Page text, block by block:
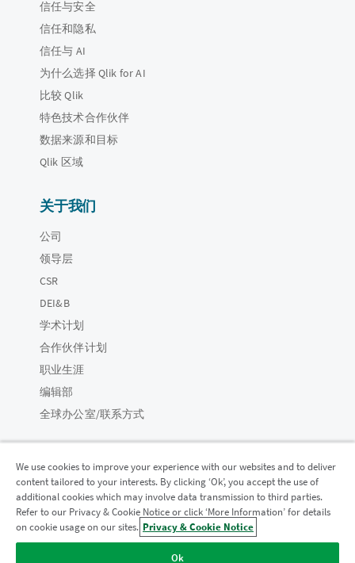
信任与安全
信任和隐私
信任与 AI
为什么选择 Qlik for AI
比较 Qlik
特色技术合作伙伴
数据来源和目标
Qlik 区域
关于我们
公司
领导层
CSR
DEI&B
学术计划
合作伙伴计划
职业生涯
编辑部
全球办公室/联系方式
Qlik 社区
法律协议 产品条款 Legal Policies
法律条规
Do Not Share My Info
We use cookies to improve your experience with our websites and to deliver
content tailored to your interests. By clicking ‘Ok’, you accept the use of
additional cookies which may involve data transmission to third parties.
Refer to our Privacy & Cookie Notice or click ‘More Information’ for details
on cookie usage on our sites. Privacy & Cookie Notice
Ok